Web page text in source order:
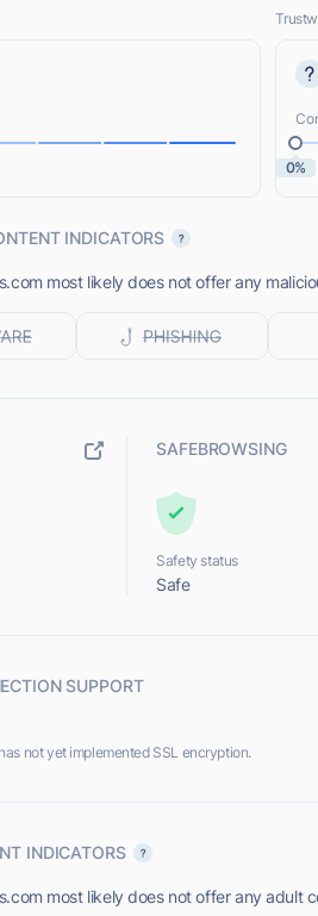
0%
INDICATORS
most likely does not offer any
SAFEBROWSING
Safety status
Safe
SUPPORT
not yet implemented SSL encryption.
INDICATORS
most likely does not offer any adult